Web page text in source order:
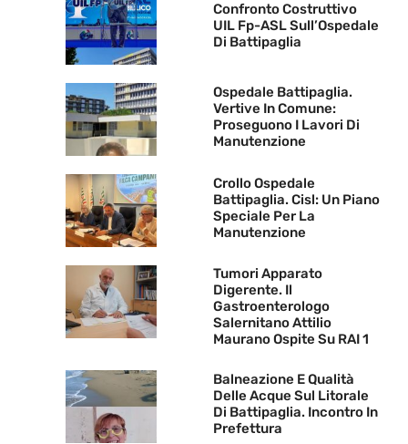
Confronto Costruttivo
UIL Fp-ASL Sull’Ospedale
Di Battipaglia
Ospedale Battipaglia.
Vertive In Comune:
Proseguono I Lavori Di
Manutenzione
Crollo Ospedale
Battipaglia. Cisl: Un Piano
Speciale Per La
Manutenzione
Tumori Apparato
Digerente. Il
Gastroenterologo
Salernitano Attilio
Maurano Ospite Su RAI 1
Balneazione E Qualità
Delle Acque Sul Litorale
Di Battipaglia. Incontro In
Prefettura